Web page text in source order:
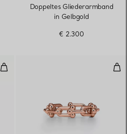
Doppeltes Gliederarmband
in Gelbgold
€ 2.300
Doppelter Gliederanhänger mit